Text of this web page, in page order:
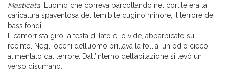
Masticata . L’uomo che correva barcollando nel cortile era la
caricatura spaventosa del temibile cugino minore, il terrore dei
bassifondi.
Il camorrista girò la testa di lato e lo vide, abbarbicato sul
recinto. Negli occhi dell’uomo brillava la follia, un odio cieco
alimentato dal terrore. Dall’interno dell’abitazione si levò un
verso disumano.